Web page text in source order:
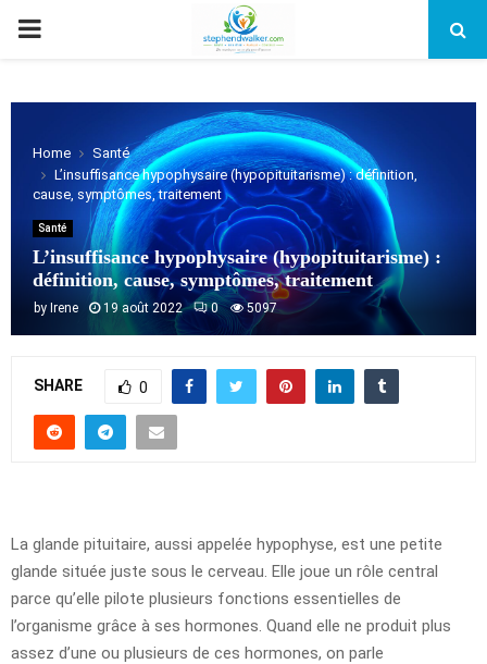
PRIMARY
Home
Santé
L’insuffisance hypophysaire (hypopituitarisme) : définition,
cause, symptômes, traitement
Santé
L’insuffisance hypophysaire (hypopituitarisme) :
définition, cause, symptômes, traitement
by Irene 19 août 2022 0 5097
SHARE 0
La glande pituitaire, aussi appelée hypophyse, est une petite
glande située juste sous le cerveau. Elle joue un rôle central
parce qu’elle pilote plusieurs fonctions essentielles de
l’organisme grâce à ses hormones. Quand elle ne produit plus
assez d’une ou plusieurs de ces hormones, on parle